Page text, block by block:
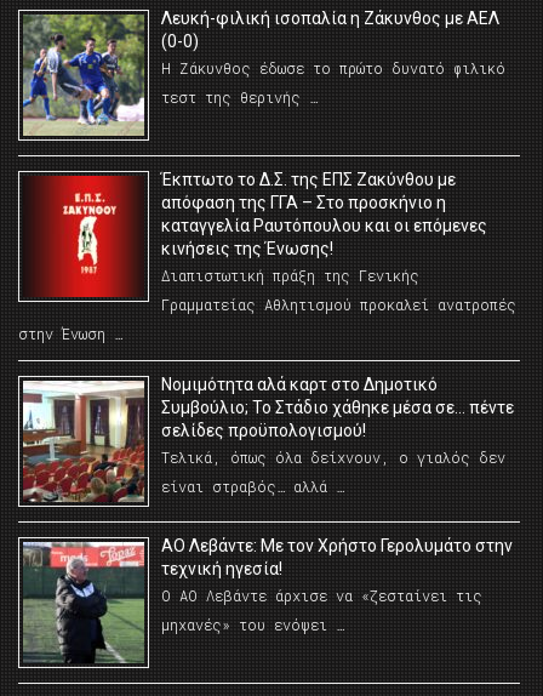
Λευκή-φιλική ισοπαλία η Ζάκυνθος με ΑΕΛ
(0-0)
Η Ζάκυνθος έδωσε το πρώτο δυνατό φιλικό
τεστ της θερινής …
Έκπτωτο το Δ.Σ. της ΕΠΣ Ζακύνθου με
απόφαση της ΓΓΑ – Στο προσκήνιο η
καταγγελία Ραυτόπουλου και οι επόμενες
κινήσεις της Ένωσης!
Διαπιστωτική πράξη της Γενικής
Γραμματείας Αθλητισμού προκαλεί ανατροπές
στην Ένωση …
Νομιμότητα αλά καρτ στο Δημοτικό
Συμβούλιο; Το Στάδιο χάθηκε μέσα σε… πέντε
σελίδες προϋπολογισμού!
Τελικά, όπως όλα δείχνουν, ο γιαλός δεν
είναι στραβός… αλλά …
ΑΟ Λεβάντε: Με τον Χρήστο Γερολυμάτο στην
τεχνική ηγεσία!
Ο ΑΟ Λεβάντε άρχισε να «ζεσταίνει τις
μηχανές» του ενόψει …